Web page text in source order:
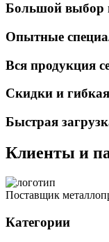
Большой выбор
Опытные
Вся продукция
Скидки и
Быстрая
Клиенты и
Поставщик
Категории